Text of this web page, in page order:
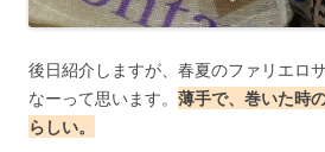
後日紹介しますが、春夏のファリエロ
なーって思います。 薄手で、巻いた時
らしい。